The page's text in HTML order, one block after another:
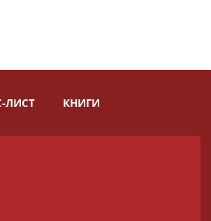
ЛИСТ КНИГИ